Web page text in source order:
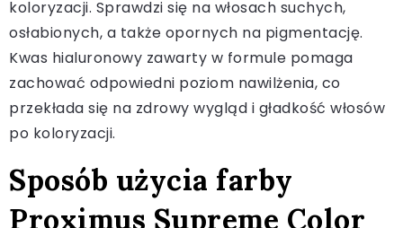
koloryzacji. Sprawdzi się na włosach suchych,
osłabionych, a także opornych na pigmentację.
Kwas hialuronowy zawarty w formule pomaga
zachować odpowiedni poziom nawilżenia, co
przekłada się na zdrowy wygląd i gładkość włosów
po koloryzacji.
Sposób użycia farby
Proximus Supreme Color